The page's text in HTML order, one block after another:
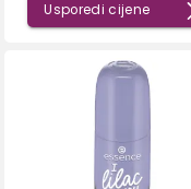
Usporedi cijene